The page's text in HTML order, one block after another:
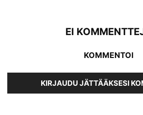
EI
KOMMENTOI
KIRJAUDU JÄTTÄÄKSESI